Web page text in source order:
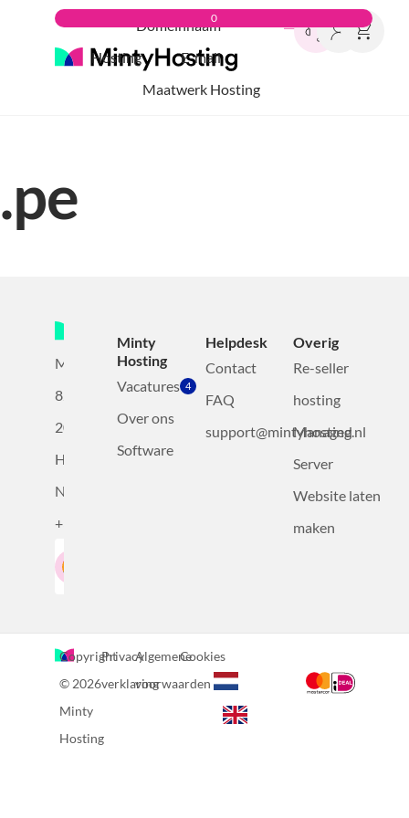
Domeinnaam
Hosting
E-mail
Maatwerk Hosting
0
.pe
Mollerusweg
82
2031BZ
Haarlem,
Nederland
+31232305815
Minty
Hosting
Vacatures 4
Over ons
Software
Helpdesk
Contact
FAQ
support@mintyhosting.nl
Overig
Re-seller
hosting
Managed
Server
Website laten
maken
Copyright
© 2026
Minty
Hosting
Privacy
verklaring
Algemene
voorwaarden
Cookies